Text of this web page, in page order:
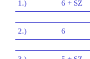
1.) 6 + SZ
2.) 6